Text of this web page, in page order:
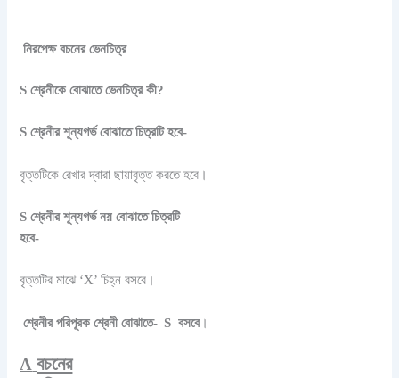
নিরপেক্ষ বচনের ভেনচিত্র
S শ্রেনীকে বোঝাতে ভেনচিত্র কী?
S শ্রেনীর শূন্যগর্ভ বোঝাতে চিত্রটি হবে-
বৃত্তটিকে রেখার দ্বারা ছায়াবৃত্ত করতে হবে।
S শ্রেনীর শূন্যগর্ভ নয় বোঝাতে চিত্রটি
হবে-
বৃত্তটির মাঝে ‘X’ চিহ্ন বসবে।
শ্রেনীর পরিপূরক শ্রেনী বোঝাতে- S বসবে।
A বচনের